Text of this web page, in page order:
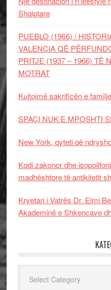
Shqiptare
PUEBLO (1966) /
VALENCIA QË
PRITJE (1937 – 1966) TË
MOTRAT
Kujtojmë sakrificën e
SPAÇI NUK E MPOSHTI
New York, qyteti që
Kodi zakonor dhe
madhështore të antikitetit
Kryetari i Vatrës Dr. Elmi
Akademinë e Shkencave